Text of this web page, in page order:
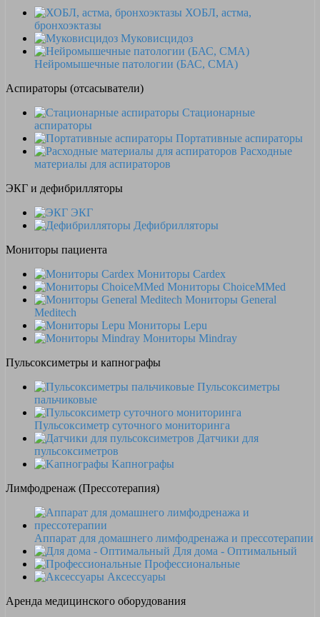
ХОБЛ, астма,
бронхоэктазы
Муковисцидоз
Нейромышечные патологии (БАС, СМА)
Аспираторы (отсасыватели)
Стационарные
аспираторы
Портативные аспираторы
Расходные
материалы для аспираторов
ЭКГ и дефибрилляторы
ЭКГ
Дефибрилляторы
Мониторы пациента
Мониторы Cardex
Мониторы ChoiceMMed
Мониторы General
Meditech
Мониторы Lepu
Мониторы Mindray
Пульсоксиметры и капнографы
Пульсоксиметры
пальчиковые
Пульсоксиметр суточного мониторинга
Датчики для
пульсоксиметров
Kапнографы
Лимфодренаж (Прессотерапия)
Аппарат для домашнего лимфодренажа и прессотерапии
Для дома - Оптимальный
Профессиональные
Аксессуары
Аренда медицинского оборудования